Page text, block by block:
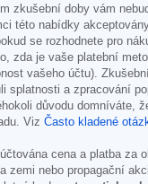
zkušební doby vám
této nabídky
se rozhodnete pro
zda je vaše platební
vašeho účtu).
splatnosti a zpracování
důvodu domníváte,
Viz Často kladené
cena a platba
nebo propagační